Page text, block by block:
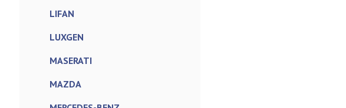
LIFAN
LUXGEN
MASERATI
MAZDA